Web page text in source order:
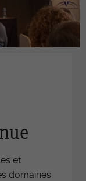
et
domaines